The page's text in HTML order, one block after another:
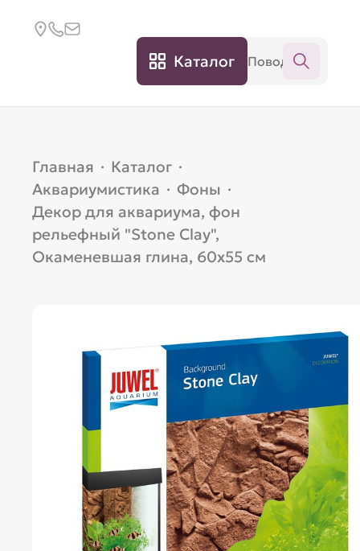
Каталог
Главная · Каталог ·
Аквариумистика · Фоны ·
Декор для аквариума, фон
рельефный "Stone Clay",
Окаменевшая глина, 60х55 см